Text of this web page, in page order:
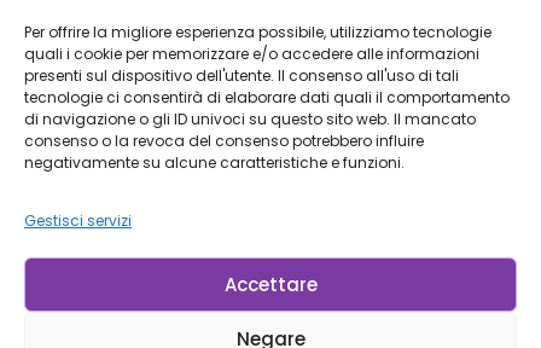
Per offrire la migliore esperienza possibile, utilizziamo tecnologie
quali i cookie per memorizzare e/o accedere alle informazioni
presenti sul dispositivo dell'utente. Il consenso all'uso di tali
tecnologie ci consentirà di elaborare dati quali il comportamento
di navigazione o gli ID univoci su questo sito web. Il mancato
consenso o la revoca del consenso potrebbero influire
negativamente su alcune caratteristiche e funzioni.
Gestisci servizi
Accettare
Negare
Contattaci
Blog
Segui il Tuo Ordine
Spedizioni e Resi
Accessibilità
Iscriviti alla Nostra Newsletter
Informativa sulla privacy.